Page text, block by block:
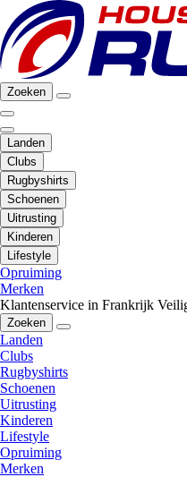
Zoeken
Landen
Clubs
Rugbyshirts
Schoenen
Uitrusting
Kinderen
Lifestyle
Opruiming
Merken
Klantenservice in Frankrijk
Zoeken
Landen
Clubs
Rugbyshirts
Schoenen
Uitrusting
Kinderen
Lifestyle
Opruiming
Merken